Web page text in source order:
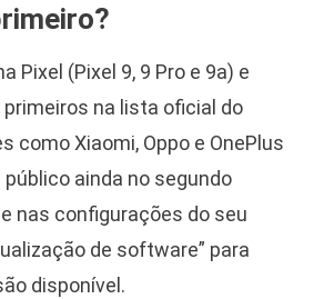
Pixel (Pixel 9, 9 Pro e 9a) e
primeiros na lista oficial do
como Xiaomi, Oppo e OnePlus
ainda no segundo
nas configurações do seu
de software” para
disponível.